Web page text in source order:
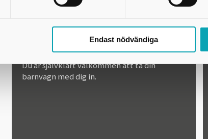
Endast nödvändiga
Det finns tyvärr varken skötrum eller
skötbord på biblioteket.
Du är självklart välkommen att ta din
barnvagn med dig in.